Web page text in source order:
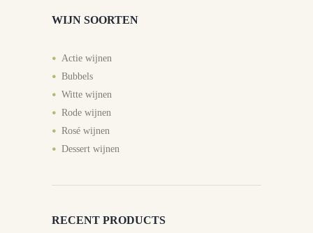
WIJN SOORTEN
Actie wijnen
Bubbels
Witte wijnen
Rode wijnen
Rosé wijnen
Dessert wijnen
RECENT PRODUCTS